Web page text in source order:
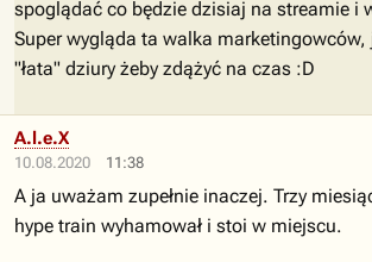
spoglądać co będzie dzisiaj na streamie i
Super wygląda ta walka marketingowców,
"łata" dziury żeby zdążyć na czas :D
10.08.2020 11:38
A.l.e.X
A ja uważam zupełnie inaczej. Trzy
hype train wyhamował i stoi w miejscu.